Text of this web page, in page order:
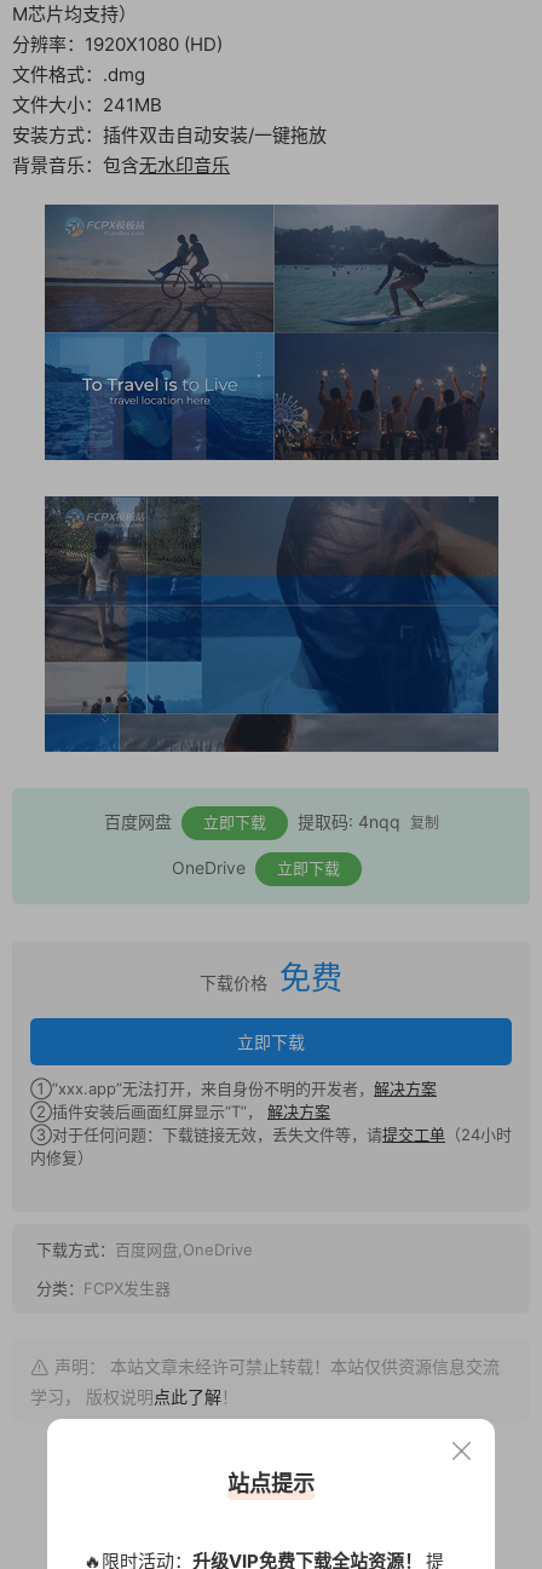
M芯片均支持）
分辨率：1920X1080 (HD)
文件格式：.dmg
文件大小：241MB
安装方式：插件双击自动安装/一键拖放
背景音乐：包含无水印音乐
百度网盘 立即下载 提取码: 4nqq 复制
OneDrive 立即下载
下载价格 免费
立即下载
①“xxx.app”无法打开，来自身份不明的开发者， 解决方案
②插件安装后画面红屏显示“T”， 解决方案
③对于任何问题：下载链接无效，丢失文件等，请提交工单 （24小时
内修复）
下载方式： 百度网盘,OneDrive
分类： FCPX发生器
声明： 本站文章未经许可禁止转载！本站仅供资源信息交流
学习， 版权说明点此了解！
站点提示
🔥限时活动： 升级VIP免费下载全站资源！ 提